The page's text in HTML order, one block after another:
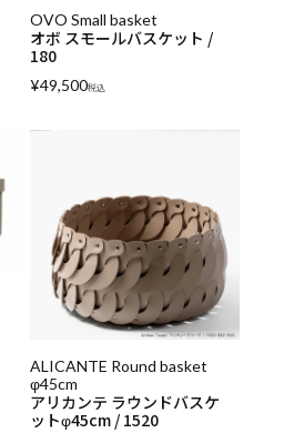
OVO Small basket
オボ スモールバスケット /
180
¥49,500税込
ALICANTE Round basket
φ45cm
アリカンテ ラウンドバスケ
ットφ45cm / 1520